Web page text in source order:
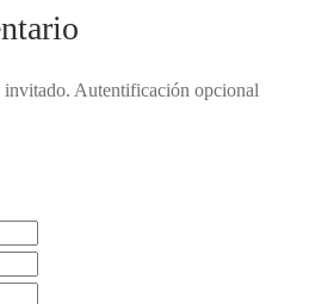
invitado. Autentificación opcional